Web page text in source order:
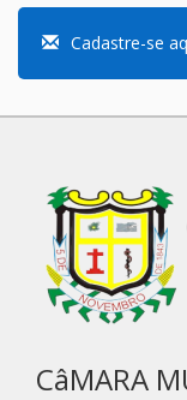
Cadastre-se
CâMARA